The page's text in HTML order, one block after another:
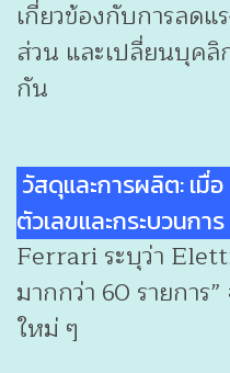
เกี่ยวข้องกับการลด
ส่วน และเปลี่ยนบุค
กัน
วัสดุและการผลิต: เมื่
ตัวเลขและกระบวนการ
Ferrari ระบุว่า
มากกว่า 60 รายการ
ใหม่ ๆ